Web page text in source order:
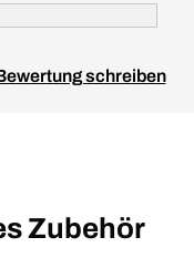
schreiben
Zubehör